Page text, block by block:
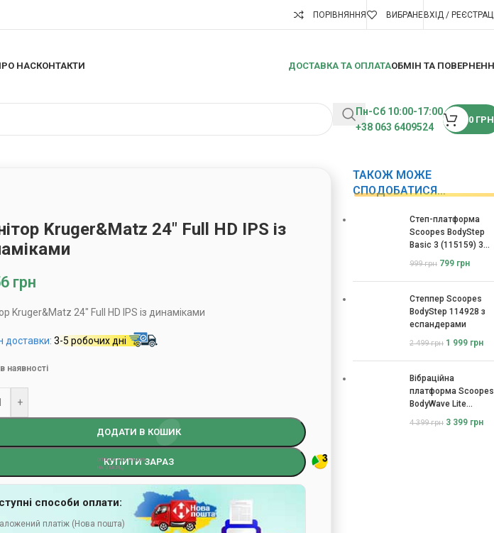
ПОРІВНЯННЯ ВИБРАНЕВХІД /
НАСКОНТАКТИ ДОСТАВКА ТА ОПЛАТАОБМІН ТА
Пн-Сб 10:00-17:00
+38 063 6409524
0 ГРН
Kruger&Matz 24″ Full HD IPS із
грн
Kruger&Matz 24″ Full HD IPS із динаміками
доставки:3-5 робочих дні
наявності
+
ДОДАТИ В КОШИК
КУПИТИ ЗАРАЗ
способи оплати:
платіж (Нова пошта)
ТАКОЖ МОЖЕ
СПОДОБАТИСЯ…
Степ-платформа
Scoopes BodyStep
Basic 3 (115159) 3
999грн 799 грн
Степпер Scoopes
BodyStep 114928 з
еспандерами
2 499грн 1 999 грн
Вібраційна
платформа Scoopes
BodyWave Lite
4 399грн 3 399 грн